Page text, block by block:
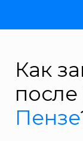
Как
Пензе